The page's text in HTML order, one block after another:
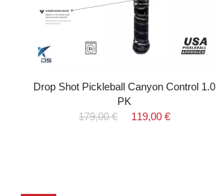
Drop Shot Pickleball Canyon Control 1.0
PK
179,00 €
119,00 €